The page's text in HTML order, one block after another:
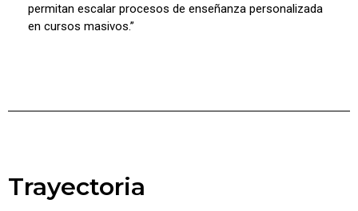
permitan escalar procesos de enseñanza personalizada
en cursos masivos.”
Trayectoria